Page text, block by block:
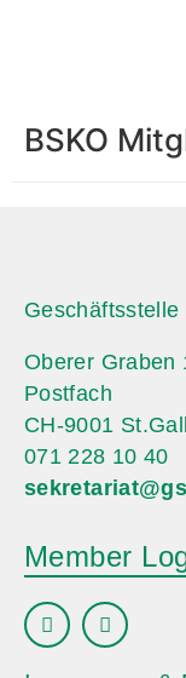
BSKO
Oberer Graben
Postfach
CH-9001
071 228 10 40
Member